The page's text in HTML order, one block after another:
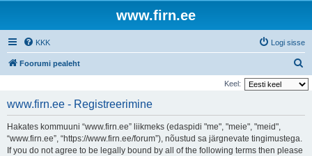
www.firn.ee
KKK Logi sisse
Foorumi pealeht
t
Keel:
www.firn.ee - Registreerimine
Hakates kommuuni “www.firn.ee” liikmeks (edaspidi "me", "meie", "meid",
“www.firn.ee”, “https://www.firn.ee/forum”), nõustud sa järgnevate tingimustega.
If you do not agree to be legally bound by all of the following terms then please